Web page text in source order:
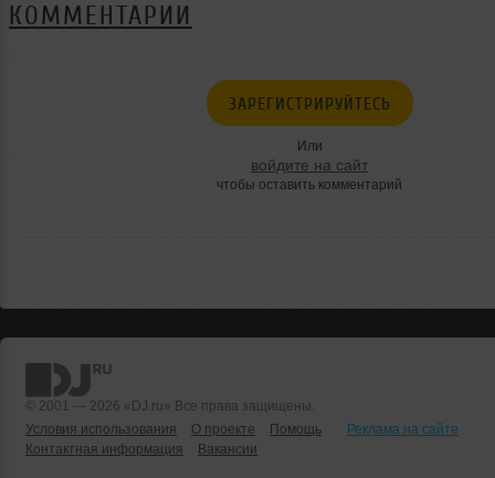
КОММЕНТАРИИ
ЗАРЕГИСТРИРУЙТЕСЬ
Или
войдите на сайт
чтобы оставить комментарий
© 2001 — 2026 «DJ.ru» Все права защищены.
Условия использования
О проекте Помощь
Реклама на сайте
Контактная информация
Вакансии